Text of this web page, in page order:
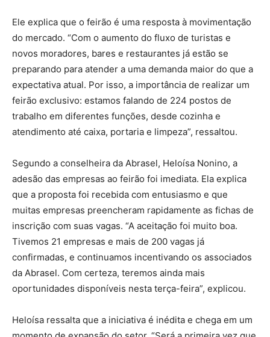
Ele explica que o feirão é uma resposta à movimentação
do mercado. “Com o aumento do fluxo de turistas e
novos moradores, bares e restaurantes já estão se
preparando para atender a uma demanda maior do que a
expectativa atual. Por isso, a importância de realizar um
feirão exclusivo: estamos falando de 224 postos de
trabalho em diferentes funções, desde cozinha e
atendimento até caixa, portaria e limpeza”, ressaltou.
Segundo a conselheira da Abrasel, Heloísa Nonino, a
adesão das empresas ao feirão foi imediata. Ela explica
que a proposta foi recebida com entusiasmo e que
muitas empresas preencheram rapidamente as fichas de
inscrição com suas vagas. “A aceitação foi muito boa.
Tivemos 21 empresas e mais de 200 vagas já
confirmadas, e continuamos incentivando os associados
da Abrasel. Com certeza, teremos ainda mais
oportunidades disponíveis nesta terça-feira”, explicou.
Heloísa ressalta que a iniciativa é inédita e chega em um